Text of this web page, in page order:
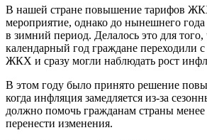
В нашей стране повышение тарифов
мероприятие, однако до нынешнего
в зимний период. Делалось это для
календарный год граждане переходили
ЖКХ и сразу могли наблюдать рост
В этом году было принято решение
когда инфляция замедляется из-за
должно помочь гражданам страны менее
перенести изменения.